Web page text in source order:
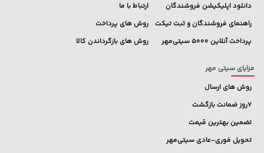
دانلود اپلیکیشن فروشندگان
راهنمای فروشندگان و ثبت تیکت
پرداخت آنلاین 5000 سیتی‌مهر
ارتباط با ما
روش های پرداخت
روش های بازگرداندن کالا
مزایای سیتی مهر
روش های ارسال
7روز ضمانت بازگشت
تضمین بهترین قیمت
تحویل فوری-عادی سیتی‌مهر